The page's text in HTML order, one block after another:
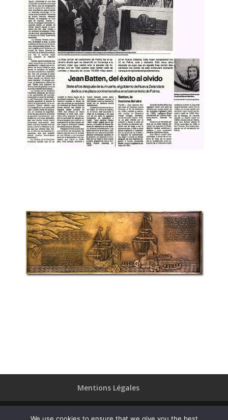
Mentions Légales